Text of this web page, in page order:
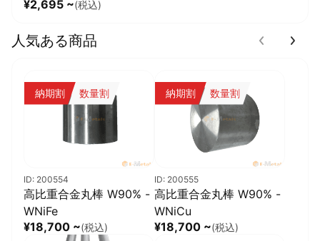
¥2,695 ~(税込)
人気ある商品
納期割 数量割
ID: 200554
高比重合金丸棒 W90% -
WNiFe
¥18,700 ~(税込)
納期割 数量割
ID: 200555
高比重合金丸棒 W90% -
WNiCu
¥18,700 ~(税込)